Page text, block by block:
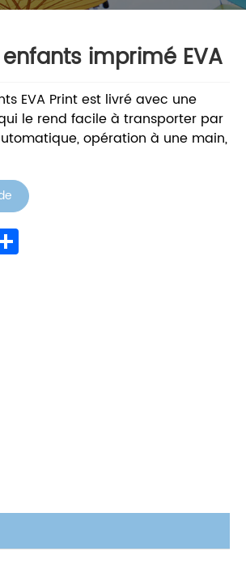
imprimé EVA
EVA Print est livré avec une
le rend facile à transporter par
opération à une main,